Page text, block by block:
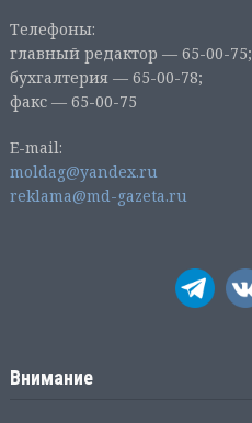
Телефоны:
главный редактор — 65-00-75;
бухгалтерия — 65-00-78;
факс — 65-00-75
E-mail:
moldag@yandex.ru
reklama@md-gazeta.ru
Внимание